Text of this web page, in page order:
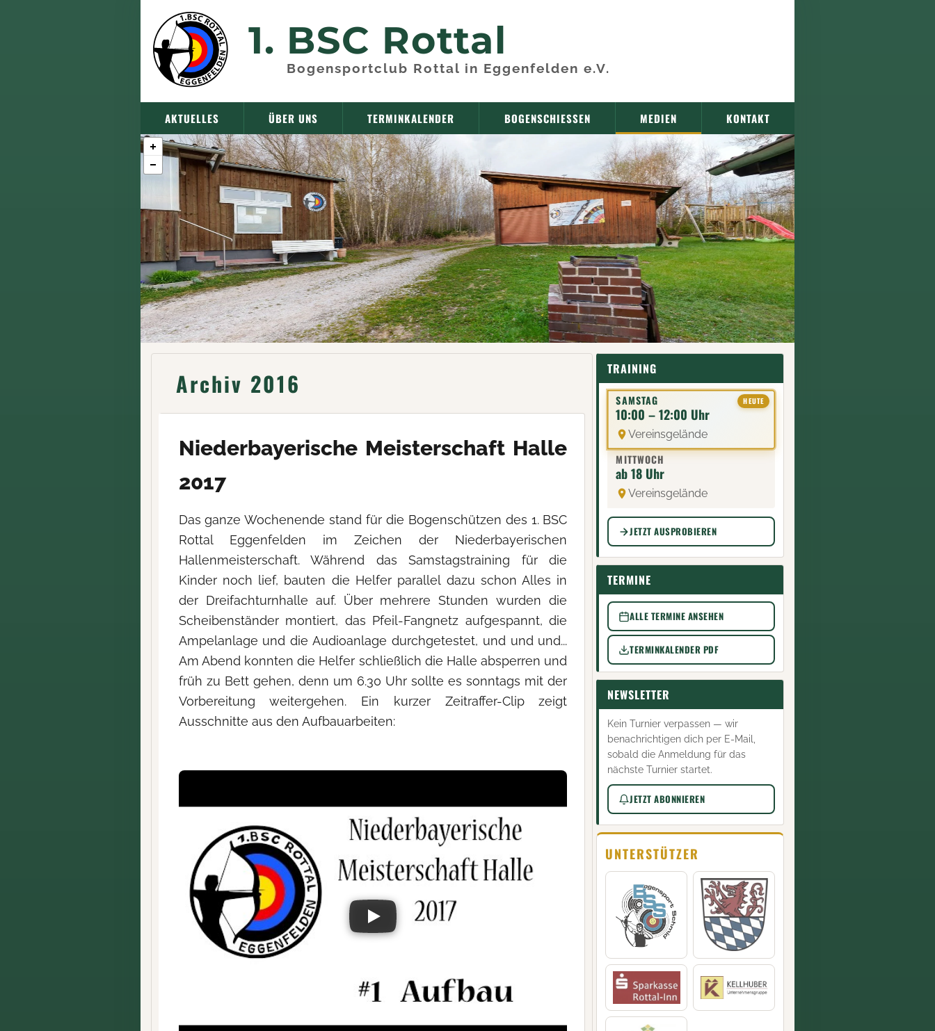
1. BSC Rottal
Bogensportclub Rottal in Eggenfelden e.V.
AKTUELLES ÜBER UNS TERMINKALENDER BOGENSCHIESSEN MEDIEN KONTAKT
Archiv 2016
Niederbayerische Meisterschaft Halle
2017
Das ganze Wochenende stand für die Bogenschützen des 1. BSC
Rottal Eggenfelden im Zeichen der Niederbayerischen
Hallenmeisterschaft. Während das Samstagstraining für die
Kinder noch lief, bauten die Helfer parallel dazu schon Alles in
der Dreifachturnhalle auf. Über mehrere Stunden wurden die
Scheibenständer montiert, das Pfeil-Fangnetz aufgespannt, die
Ampelanlage und die Audioanlage durchgetestet, und und und...
Am Abend konnten die Helfer schließlich die Halle absperren und
früh zu Bett gehen, denn um 6.30 Uhr sollte es sonntags mit der
Vorbereitung weitergehen. Ein kurzer Zeitraffer-Clip zeigt
Ausschnitte aus den Aufbauarbeiten:
TRAINING
SAMSTAG
10:00 – 12:00 Uhr
Vereinsgelände
MITTWOCH
ab 18 Uhr
Vereinsgelände
JETZT AUSPROBIEREN
TERMINE
ALLE TERMINE ANSEHEN
TERMINKALENDER PDF
NEWSLETTER
Kein Turnier verpassen — wir
benachrichtigen dich per E-Mail,
sobald die Anmeldung für das
nächste Turnier startet.
JETZT ABONNIEREN
UNTERSTÜTZER